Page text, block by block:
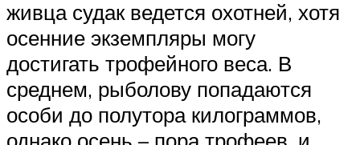
живца судак ведется охотней, хотя
осенние экземпляры могу
достигать трофейного веса. В
среднем, рыболову попадаются
особи до полутора килограммов,